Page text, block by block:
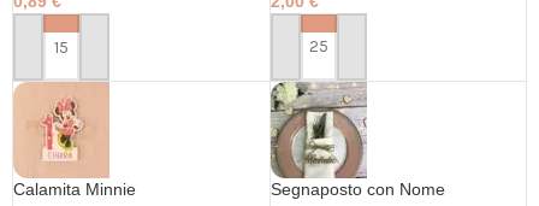
PERSONALIZZA PERSONALIZZA
Calamita Minnie Segnaposto con Nome